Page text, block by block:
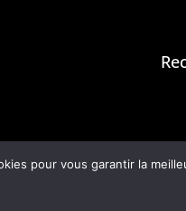
légales –Politique
par Transaction
pour vous garantir la